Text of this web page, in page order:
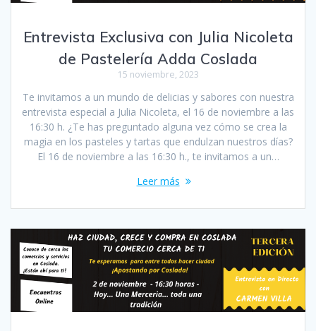
Entrevista Exclusiva con Julia Nicoleta
de Pastelería Adda Coslada
15 noviembre, 2023
Te invitamos a un mundo de delicias y sabores con nuestra
entrevista especial a Julia Nicoleta, el 16 de noviembre a las
16:30 h. ¿Te has preguntado alguna vez cómo se crea la
magia en los pasteles y tartas que endulzan nuestros días?
El 16 de noviembre a las 16:30 h., te invitamos a un…
Leer más